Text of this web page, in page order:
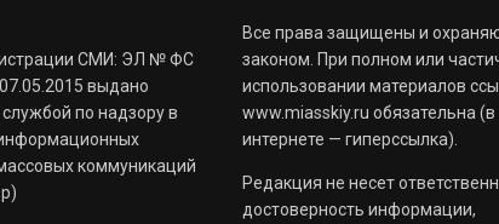
СМИ: ЭЛ № ФС
выдано
по надзору в
коммуникаций
Все права защищены и
законом. При полном или
использовании материалов
www.miasskiy.ru обязательна (в
интернете — гиперссылка).
Редакция не несет
достоверность информации,